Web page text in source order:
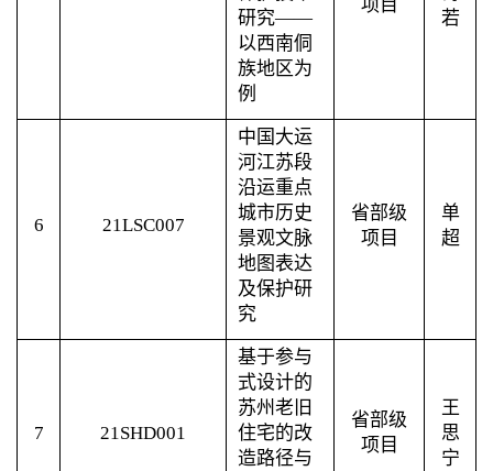
研究——
以西南侗
族地区为
例
项目
若
6 21LSC007
中国大运
河江苏段
沿运重点
城市历史
景观文脉
地图表达
及保护研
究
省部级
项目
单
超
7 21SHD001
基于参与
式设计的
苏州老旧
住宅的改
造路径与
省部级
项目
王
思
宁